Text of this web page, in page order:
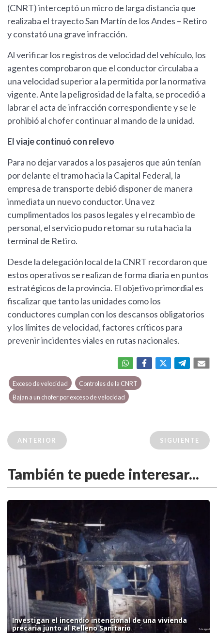
(CNRT) interceptó un micro de larga distancia que
realizaba el trayecto San Martín de los Andes – Retiro
y constató una grave infracción.
Al verificar los registros de velocidad del vehículo, los
agentes comprobaron que el conductor circulaba a
una velocidad superior a la permitida por la normativa
vigente. Ante la peligrosidad de la falta, se procedió a
labrar el acta de infracción correspondiente y se le
prohibió al chofer continuar al mando de la unidad.
El viaje continuó con relevo
Para no dejar varados a los pasajeros que aún tenían
por delante el tramo hacia la Capital Federal, la
empresa de transporte debió disponer de manera
inmediata un nuevo conductor. Una vez
cumplimentados los pasos legales y el recambio de
personal, el servicio pudo retomar su ruta hacia la
terminal de Retiro.
Desde la delegación local de la CNRT recordaron que
estos operativos se realizan de forma diaria en puntos
estratégicos de la provincia. El objetivo primordial es
fiscalizar que tanto las unidades como los
conductores cumplan con los descansos obligatorios
y los límites de velocidad, factores críticos para
prevenir incidentes viales en rutas nacionales.
Exceso de velocidad
Controles de la CNRT
Bajan a un chofer por exceso de velocidad
ANTERIOR SIGUIENTE
También te puede interesar...
Investigan el incendio intencional de una vivienda
precaria junto al Relleno Sanitario